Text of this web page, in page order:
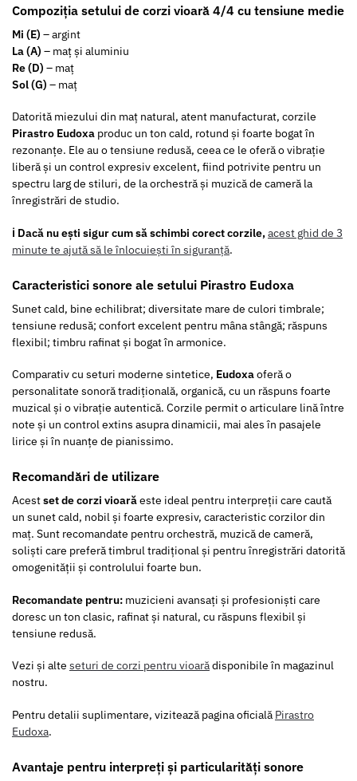
Compoziția setului de corzi vioară 4/4 cu tensiune medie
Mi (E) – argint
La (A) – maț și aluminiu
Re (D) – maț
Sol (G) – maț
Datorită miezului din maț natural, atent manufacturat, corzile
Pirastro Eudoxa produc un ton cald, rotund și foarte bogat în
rezonanțe. Ele au o tensiune redusă, ceea ce le oferă o vibrație
liberă și un control expresiv excelent, fiind potrivite pentru un
spectru larg de stiluri, de la orchestră și muzică de cameră la
înregistrări de studio.
ℹ️ Dacă nu ești sigur cum să schimbi corect corzile,acest ghid de 3
minute te ajută să le înlocuiești în siguranță.
Caracteristici sonore ale setului Pirastro Eudoxa
Sunet cald, bine echilibrat; diversitate mare de culori timbrale;
tensiune redusă; confort excelent pentru mâna stângă; răspuns
flexibil; timbru rafinat și bogat în armonice.
Comparativ cu seturi moderne sintetice, Eudoxaoferă o
personalitate sonoră tradițională, organică, cu un răspuns foarte
muzical și o vibrație autentică. Corzile permit o articulare lină între
note și un control extins asupra dinamicii, mai ales în pasajele
lirice și în nuanțe de pianissimo.
Recomandări de utilizare
Acestset de corzi vioarăeste ideal pentru interpreții care caută
un sunet cald, nobil și foarte expresiv, caracteristic corzilor din
maț. Sunt recomandate pentru orchestră, muzică de cameră,
soliști care preferă timbrul tradițional și pentru înregistrări datorită
omogenității și controlului foarte bun.
Recomandate pentru: muzicieni avansați și profesioniști care
doresc un ton clasic, rafinat și natural, cu răspuns flexibil și
tensiune redusă.
Vezi și alte seturi de corzi pentru vioarădisponibile în magazinul
nostru.
Pentru detalii suplimentare, vizitează pagina oficială Pirastro
Eudoxa.
Avantaje pentru interpreți și particularități sonore